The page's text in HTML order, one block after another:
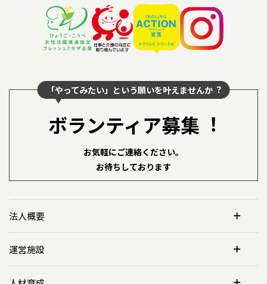
「やってみたい」という願いを叶えませんか︖
ボランティア募集︕
お気軽にご連絡ください。
お待ちしております
法人概要
運営施設